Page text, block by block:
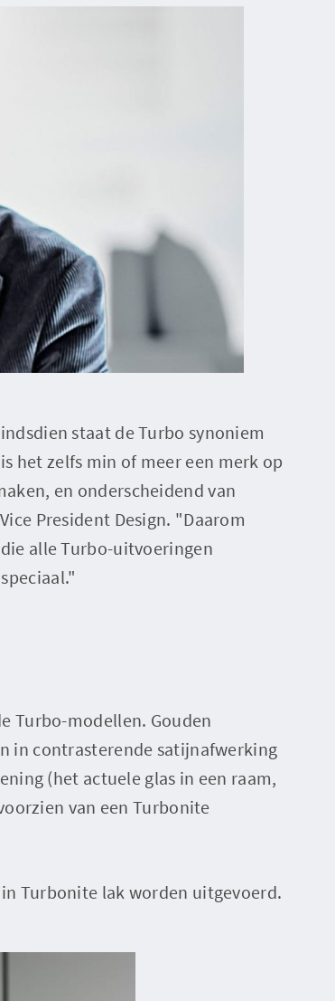
staat de Turbo synoniem
het zelfs min of meer een merk op
en onderscheidend van
President Design. "Daarom
alle Turbo-uitvoeringen
Turbo-modellen. Gouden
in contrasterende satijnafwerking
(het actuele glas in een raam,
van een Turbonite
Turbonite lak worden uitgevoerd.